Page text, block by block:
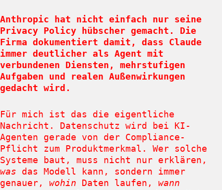
Anthropic hat nicht einfach nur seine
Privacy Policy hübscher gemacht. Die
Firma dokumentiert damit, dass Claude
immer deutlicher als Agent mit
verbundenen Diensten, mehrstufigen
Aufgaben und realen Außenwirkungen
gedacht wird.
Für mich ist das die eigentliche
Nachricht. Datenschutz wird bei KI-
Agenten gerade von der Compliance-
Pflicht zum Produktmerkmal. Wer solche
Systeme baut, muss nicht nur erklären,
was das Modell kann, sondern immer
genauer, wohin Daten laufen, wann